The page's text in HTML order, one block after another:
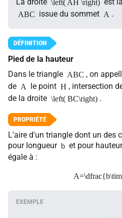
La droite \left( AH \right) est
ABC issue du sommet A .
Pied de la hauteur
Dans le triangle ABC , on
de A le point H , intersection
de la droite \left( BC\right) .
L'aire d'un triangle dont un des
pour longueur b et pour
égale à :